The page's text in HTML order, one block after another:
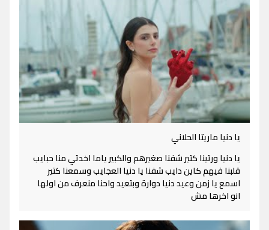
يا دنيا ماريتا الحلاني
يا دنيا ورتينا كتير شفنا صغيرهم والكبير ياما اخدتي منا حبايب
قلبنا فيهم كاين دايب شفنا يا دنيا العجايب وسمعنا كتير
اسمع يا زمن وعيد دنيا دوارة وبتعيد واحنا منعرف من اولها
انو اخرها مش